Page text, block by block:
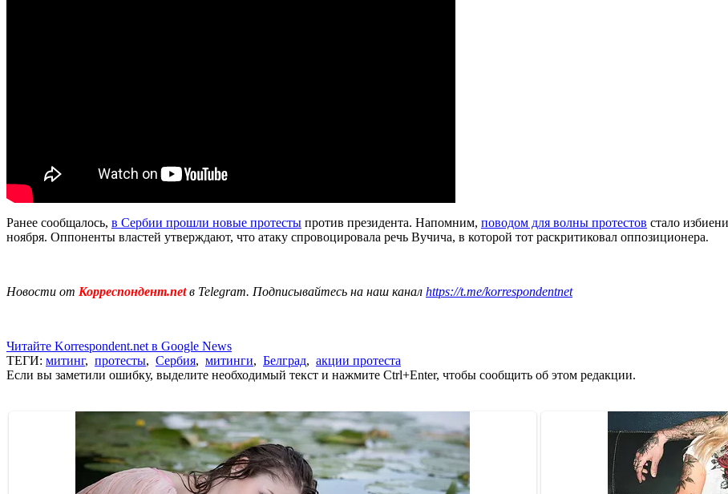
Ранее сообщалось, в Сербии прошли новые протесты против президента. Напомним, поводом для волны протестов стало
ноября. Оппоненты властей утверждают, что атаку спровоцировала речь Вучича, в которой тот раскритиковал оппозиционера.
Новости от Корреспондент.netв Telegram. Подписывайтесь на наш канал https://t.me/korrespondentnet
Читайте Korrespondent.net в Google News
ТЕГИ: митинг, протесты, Сербия, митинги, Белград, акции протеста
Если вы заметили ошибку, выделите необходимый текст и нажмите Ctrl+Enter, чтобы сообщить об этом редакции.